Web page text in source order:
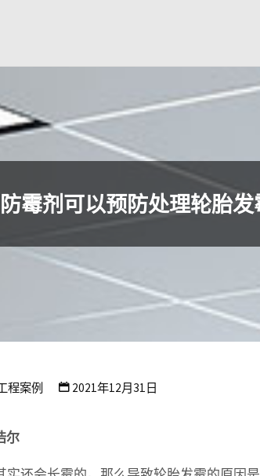
霉剂可以预防处理轮胎发
程案例 2021年12月31日
尔